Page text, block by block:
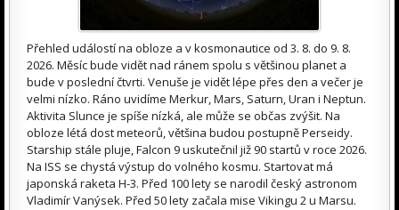
Přehled událostí na obloze a v kosmonautice od 3. 8. do 9. 8.
2026. Měsíc bude vidět nad ránem spolu s většinou planet a
bude v poslední čtvrti. Venuše je vidět lépe přes den a večer je
velmi nízko. Ráno uvidíme Merkur, Mars, Saturn, Uran i Neptun.
Aktivita Slunce je spíše nízká, ale může se občas zvýšit. Na
obloze létá dost meteorů, většina budou postupně Perseidy.
Starship stále pluje, Falcon 9 uskutečnil již 90 startů v roce 2026.
Na ISS se chystá výstup do volného kosmu. Startovat má
japonská raketa H-3. Před 100 lety se narodil český astronom
Vladimír Vanýsek. Před 50 lety začala mise Vikingu 2 u Marsu.